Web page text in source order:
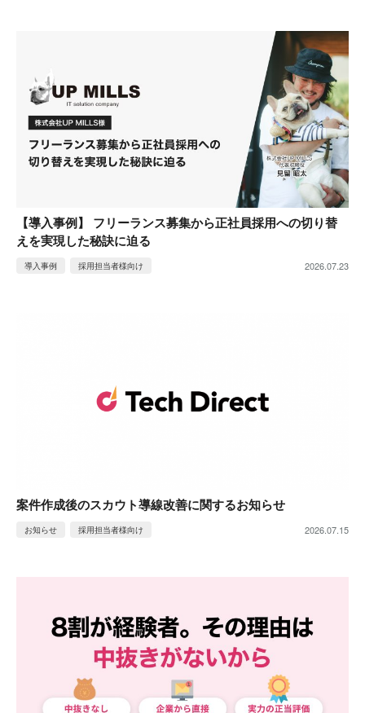
【導入事例】 フリーランス募集から正社員採用への切り替
えを実現した秘訣に迫る
導入事例 採用担当者様向け 2026.07.23
案件作成後のスカウト導線改善に関するお知らせ
お知らせ 採用担当者様向け 2026.07.15